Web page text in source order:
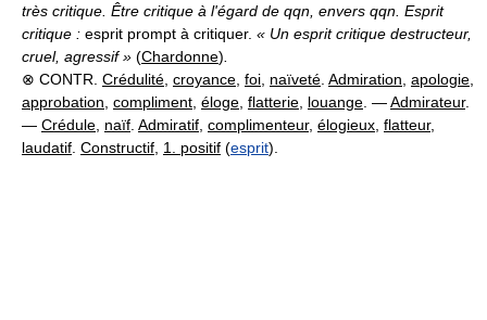
très critique. Être critique à l'égard de qqn, envers qqn. Esprit
critique : esprit prompt à critiquer. « Un esprit critique destructeur,
cruel, agressif » (Chardonne)
⊗ CONTR. Crédulité croyance foi naïveté Admiration apologie
approbation compliment éloge flatterie louange . —Admirateur.
— Crédule naïf Admiratif complimenteur, élogieux flatteur,
laudatif Constructif 1. positif (esprit).